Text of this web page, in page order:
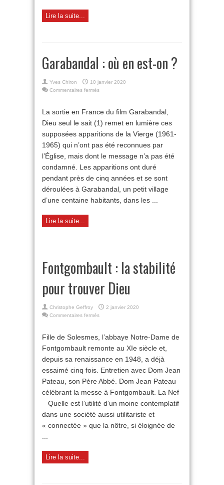
Lire la suite...
Garabandal : où en est-on ?
Yves Chiron
10 janvier 2020
Commentaires ferméssur
où
en
on
?
La sortie en France du film Garabandal,
Dieu seul le sait (1) remet en lumière ces
supposées apparitions de la Vierge (1961-
1965) qui n’ont pas été reconnues par
l’Église, mais dont le message n’a pas été
condamné. Les apparitions ont duré
pendant près de cinq années et se sont
déroulées à Garabandal, un petit village
d’une centaine habitants, dans les ...
Lire la suite...
Fontgombault : la stabilité
pour trouver Dieu
Christophe Geffroy
2 janvier 2020
Commentaires ferméssur
la
stabilité
trouver
Dieu
Fille de Solesmes, l’abbaye Notre-Dame de
Fontgombault remonte au XIe siècle et,
depuis sa renaissance en 1948, a déjà
essaimé cinq fois. Entretien avec Dom Jean
Pateau, son Père Abbé. Dom Jean Pateau
célébrant la messe à Fontgombault. La Nef
– Quelle est l’utilité d’un moine contemplatif
dans une société aussi utilitariste et
« connectée » que la nôtre, si éloignée de
...
Lire la suite...